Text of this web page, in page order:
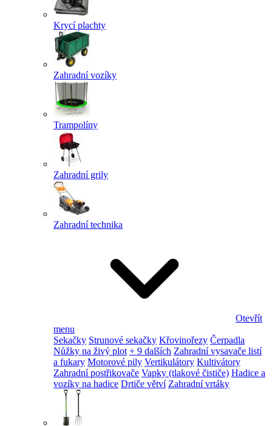
Krycí plachty
Zahradní vozíky
Trampolíny
Zahradní grily
Zahradní technika
Otevřít
menu
Sekačky Strunové sekačky Křovinořezy Čerpadla
Nůžky na živý plot + 9 dalších Zahradní vysavače listí
a fukary Motorové pily Vertikulátory Kultivátory
Zahradní postřikovače Vapky (tlakové čističe) Hadice a
vozíky na hadice Drtiče větví Zahradní vrtáky